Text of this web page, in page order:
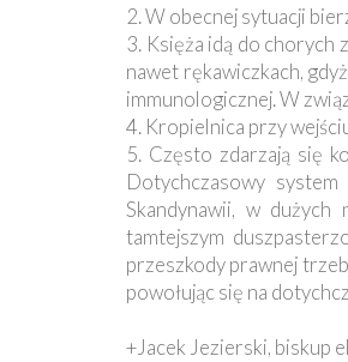
Duszpasterze
Małoletnich
2. W obecnej sytuacji
3. Księża idą do chorych
nawet rękawiczkach,
immunologicznej. W
4. Kropielnica przy
5. Często zdarzają się
Dotychczasowy
Skandynawii, w dużych
tamtejszym
przeszkody prawnej
powołując się na
+Jacek Jezierski, biskup